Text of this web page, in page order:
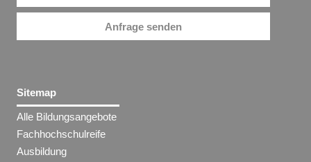
Anfrage senden
Sitemap
Alle Bildungsangebote
Fachhochschulreife
Ausbildung